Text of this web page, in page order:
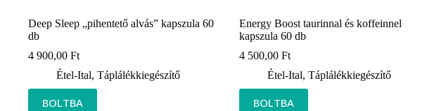
Deep Sleep „pihentető alvás” kapszula 60
db
4 900,00 Ft
Étel-Ital, Táplálékkiegészítő
BOLTBA
Energy Boost taurinnal és koffeinnel
kapszula 60 db
4 500,00 Ft
Étel-Ital, Táplálékkiegészítő
BOLTBA